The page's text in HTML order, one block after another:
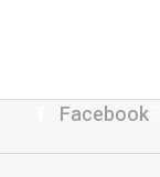
Facebook